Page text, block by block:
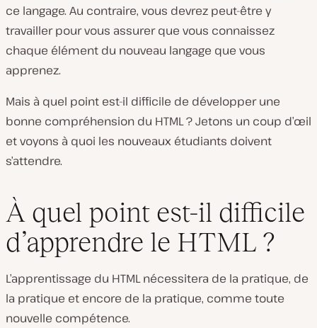
ce langage. Au contraire, vous devrez peut-être y
travailler pour vous assurer que vous connaissez
chaque élément du nouveau langage que vous
apprenez.
Mais à quel point est-il difficile de développer une
bonne compréhension du HTML ? Jetons un coup d’œil
et voyons à quoi les nouveaux étudiants doivent
s’attendre.
À quel point est-il difficile
d’apprendre le HTML ?
L’apprentissage du HTML nécessitera de la pratique, de
la pratique et encore de la pratique, comme toute
nouvelle compétence.